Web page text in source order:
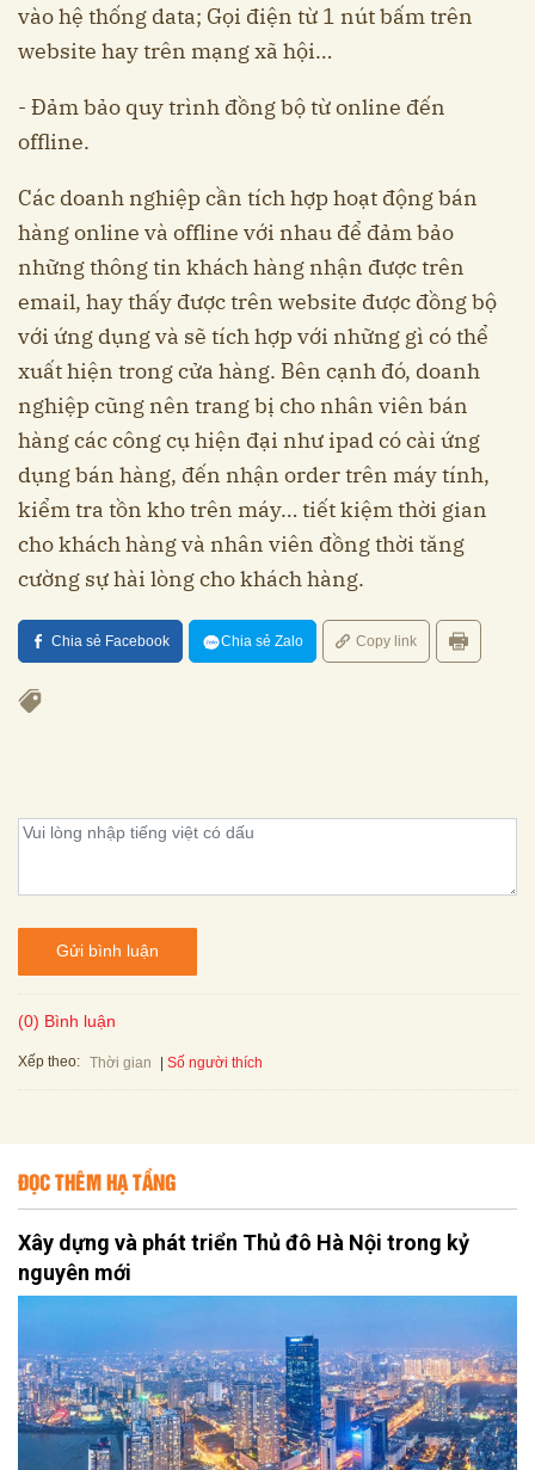
vào hệ thống data; Gọi điện từ 1 nút bấm trên
website hay trên mạng xã hội…
- Đảm bảo quy trình đồng bộ từ online đến
offline.
Các doanh nghiệp cần tích hợp hoạt động bán
hàng online và offline với nhau để đảm bảo
những thông tin khách hàng nhận được trên
email, hay thấy được trên website được đồng bộ
với ứng dụng và sẽ tích hợp với những gì có thể
xuất hiện trong cửa hàng. Bên cạnh đó, doanh
nghiệp cũng nên trang bị cho nhân viên bán
hàng các công cụ hiện đại như ipad có cài ứng
dụng bán hàng, đến nhận order trên máy tính,
kiểm tra tồn kho trên máy… tiết kiệm thời gian
cho khách hàng và nhân viên đồng thời tăng
cường sự hài lòng cho khách hàng.
Chia sẻ Facebook Chia sẻ Zalo Copy link
Gửi bình luận
(0) Bình luận
Xếp theo: Thời gian Số người thích
ĐỌC THÊM HẠ TẦNG
Xây dựng và phát triển Thủ đô Hà Nội trong kỷ
nguyên mới